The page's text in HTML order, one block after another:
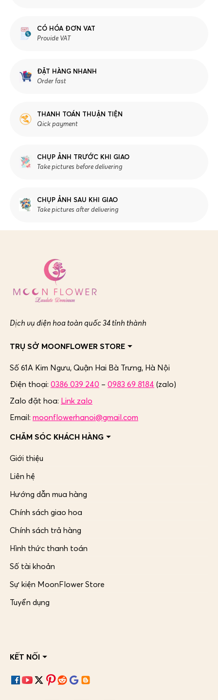
CÓ HÓA ĐƠN VAT
Provide VAT
ĐẶT HÀNG NHANH
Order fast
THANH TOÁN THUẬN TIỆN
Qick payment
CHỤP ẢNH TRƯỚC KHI GIAO
Take pictures before delivering
CHỤP ẢNH SAU KHI GIAO
Take pictures after delivering
Dịch vụ điện hoa toàn quốc 34 tỉnh thành
TRỤ SỞ MOONFLOWER STORE
Số 61A Kim Ngưu, Quận Hai Bà Trưng, Hà Nội
Điện thoại: 0386 039 240 – 0983 69 8184 (zalo)
Zalo đặt hoa: Link zalo
Email: moonflowerhanoi@gmail.com
CHĂM SÓC KHÁCH HÀNG
Giới thiệu
Liên hệ
Hướng dẫn mua hàng
Chính sách giao hoa
Chính sách trả hàng
Hình thức thanh toán
Số tài khoản
Sự kiện MoonFlower Store
Tuyển dụng
KẾT NỐI